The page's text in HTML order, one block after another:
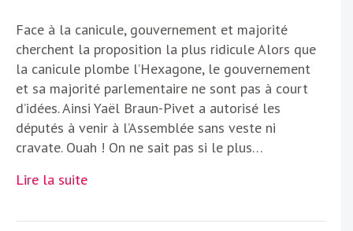
Face à la canicule, gouvernement et majorité
cherchent la proposition la plus ridicule Alors que
la canicule plombe l’Hexagone, le gouvernement
et sa majorité parlementaire ne sont pas à court
d’idées. Ainsi Yaël Braun-Pivet a autorisé les
députés à venir à l’Assemblée sans veste ni
cravate. Ouah ! On ne sait pas si le plus…
Lire la suite